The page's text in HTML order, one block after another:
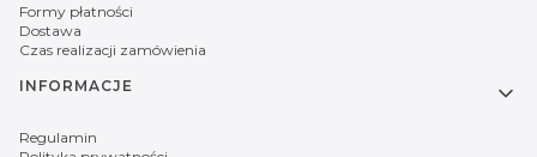
Formy płatności
Dostawa
Czas realizacji zamówienia
INFORMACJE
Regulamin